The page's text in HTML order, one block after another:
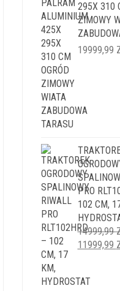
295X 310
ZIMOWY
19999,99
PRO
102 CM,
14999,99
14999,99
11999,99